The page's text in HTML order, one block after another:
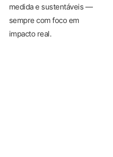
medida e sustentáveis —
sempre com foco em
impacto real.